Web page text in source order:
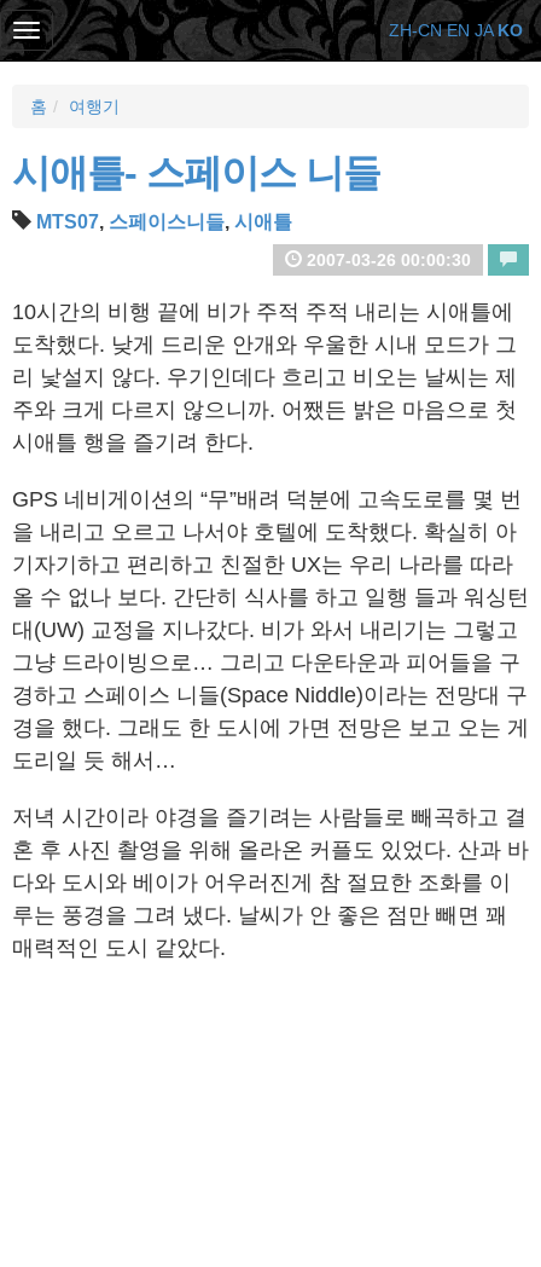
홈 여행기
시애틀- 스페이스 니들
MTS07, 스페이스니들, 시애틀
2007-03-26 00:00:30
10시간의 비행 끝에 비가 주적 주적 내리는 시애틀에
도착했다. 낮게 드리운 안개와 우울한 시내 모드가 그
리 낯설지 않다. 우기인데다 흐리고 비오는 날씨는 제
주와 크게 다르지 않으니까. 어쨌든 밝은 마음으로 첫
시애틀 행을 즐기려 한다.
GPS 네비게이션의 “무”배려 덕분에 고속도로를 몇 번
을 내리고 오르고 나서야 호텔에 도착했다. 확실히 아
기자기하고 편리하고 친절한 UX는 우리 나라를 따라
올 수 없나 보다. 간단히 식사를 하고 일행 들과 워싱턴
대(UW) 교정을 지나갔다. 비가 와서 내리기는 그렇고
그냥 드라이빙으로… 그리고 다운타운과 피어들을 구
경하고 스페이스 니들(Space Niddle)이라는 전망대 구
경을 했다. 그래도 한 도시에 가면 전망은 보고 오는 게
도리일 듯 해서…
저녁 시간이라 야경을 즐기려는 사람들로 빼곡하고 결
혼 후 사진 촬영을 위해 올라온 커플도 있었다. 산과 바
다와 도시와 베이가 어우러진게 참 절묘한 조화를 이
루는 풍경을 그려 냈다. 날씨가 안 좋은 점만 빼면 꽤
매력적인 도시 같았다.
ZH-CN EN JA KO